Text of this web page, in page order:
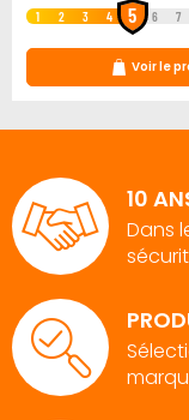
1 2 3 4 5 6 7
Voir le
10
Dans